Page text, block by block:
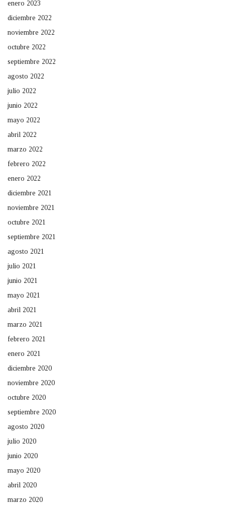
enero 2023
diciembre 2022
noviembre 2022
octubre 2022
septiembre 2022
agosto 2022
julio 2022
junio 2022
mayo 2022
abril 2022
marzo 2022
febrero 2022
enero 2022
diciembre 2021
noviembre 2021
octubre 2021
septiembre 2021
agosto 2021
julio 2021
junio 2021
mayo 2021
abril 2021
marzo 2021
febrero 2021
enero 2021
diciembre 2020
noviembre 2020
octubre 2020
septiembre 2020
agosto 2020
julio 2020
junio 2020
mayo 2020
abril 2020
marzo 2020